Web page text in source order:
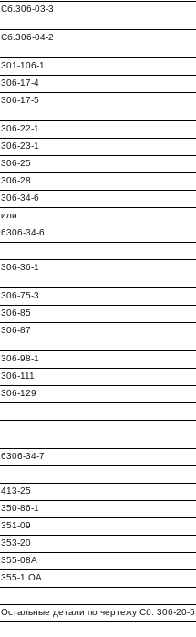
Сб.306-03-3
Сб.306-04-2
301-106-1
306-17-4
306-17-5
306-22-1
306-23-1
306-25
306-28
306-34-6
или
6306-34-6
306-36-1
306-75-3
306-85
306-87
306-98-1
306-111
306-129
6306-34-7
413-25
350-86-1
351-09
353-20
355-08А
355-1 OA
Остальные детали по чертежу Сб. 306-20-5